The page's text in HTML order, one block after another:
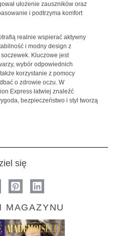
ułożenie zauszników oraz
i podtrzyma komfort
realnie wspierać aktywny
i modny design z
Kluczowe jest
wybór odpowiednich
korzystanie z pomocy
o zdrowie oczu. W
Express łatwiej znaleźć
bezpieczeństwo i styl tworzą
się
MAGAZYNU